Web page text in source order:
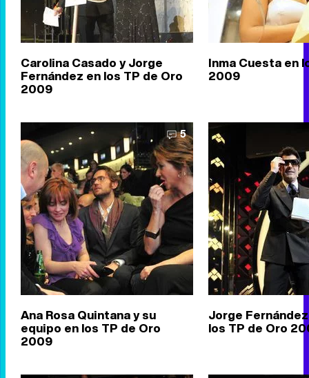
Carolina Casado y Jorge
Fernández en los TP de Oro
2009
Inma Cuesta en
2009
5
Ana Rosa Quintana y su
equipo en los TP de Oro
2009
Jorge
los TP de Oro